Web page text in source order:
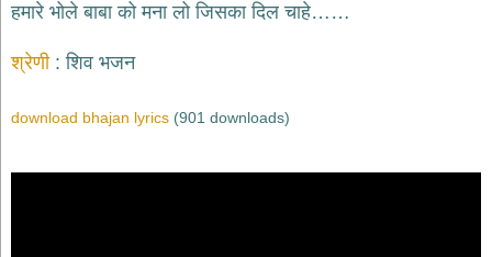
जैन
भजन
jain
दुर्गा
bhajans
हमारे भोले बाबा को मना लो जिसका दिल चाहे……
श्रेणी शिव भजन
download bhajan lyrics (901 downloads)